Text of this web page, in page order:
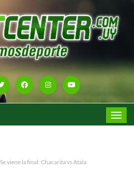
Toggle
Se viene la final: Chacarita vs Atala